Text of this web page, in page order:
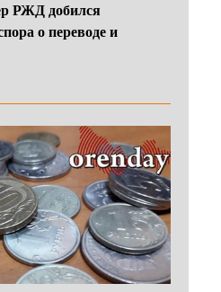
РЖД добился
о переводе и